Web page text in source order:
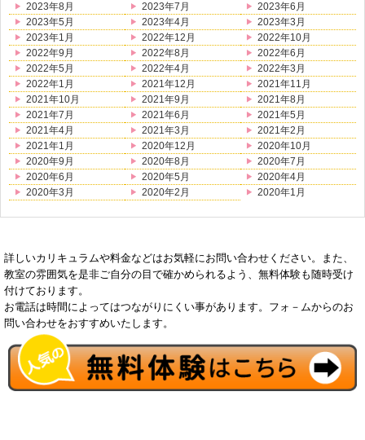
2023年8月
2023年7月
2023年6月
2023年5月
2023年4月
2023年3月
2023年1月
2022年12月
2022年10月
2022年9月
2022年8月
2022年6月
2022年5月
2022年4月
2022年3月
2022年1月
2021年12月
2021年11月
2021年10月
2021年9月
2021年8月
2021年7月
2021年6月
2021年5月
2021年4月
2021年3月
2021年2月
2021年1月
2020年12月
2020年10月
2020年9月
2020年8月
2020年7月
2020年6月
2020年5月
2020年4月
2020年3月
2020年2月 2020年1月
詳しいカリキュラムや料金などはお気軽にお問い合わせください。また、
教室の雰囲気を是非ご自分の目で確かめられるよう、無料体験も随時受け
付けております。
お電話は時間によってはつながりにくい事があります。フォ－ムからのお
問い合わせをおすすめいたします。